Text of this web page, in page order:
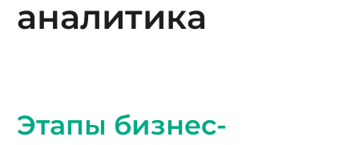
аналитика
Этапы бизнес-